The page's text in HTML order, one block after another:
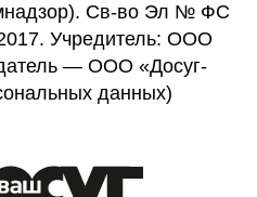
Св-во Эл № ФС
Учредитель: ООО
— ООО «Досуг-
данных)